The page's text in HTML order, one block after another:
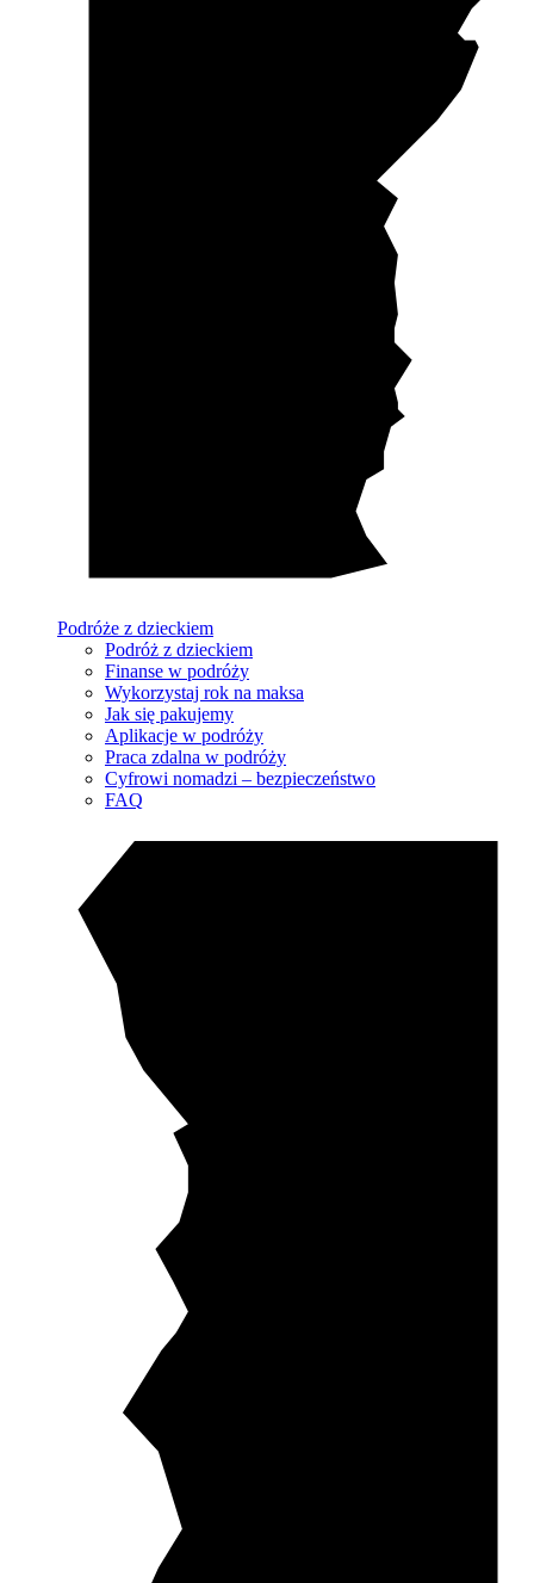
Podróże z dzieckiem
Podróż z dzieckiem
Finanse w podróży
Wykorzystaj rok na maksa
Jak się pakujemy
Aplikacje w podróży
Praca zdalna w podróży
Cyfrowi nomadzi – bezpieczeństwo
FAQ